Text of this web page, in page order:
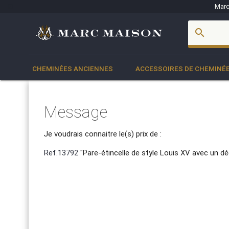
search
CHEMINÉES ANCIENNES ACCESSOIRES DE CHEMINÉE
Message
Je voudrais connaitre le(s) prix de :
Ref.13792 "Pare-étincelle de style Louis XV avec un